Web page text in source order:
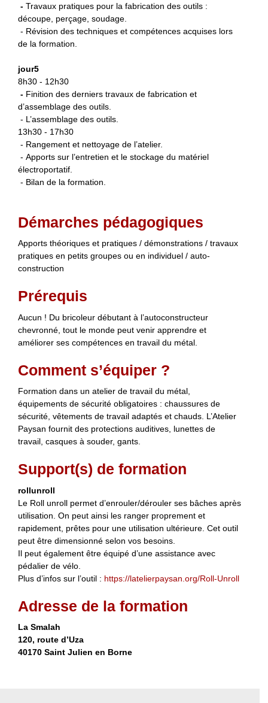
- Travaux pratiques pour la fabrication des outils :
découpe, perçage, soudage.
- Révision des techniques et compétences acquises lors
de la formation.
jour5
8h30 - 12h30
- Finition des derniers travaux de fabrication et
d’assemblage des outils.
- L’assemblage des outils.
13h30 - 17h30
- Rangement et nettoyage de l’atelier.
- Apports sur l’entretien et le stockage du matériel
électroportatif.
- Bilan de la formation.
Démarches pédagogiques
Apports théoriques et pratiques / démonstrations / travaux
pratiques en petits groupes ou en individuel / auto-
construction
Prérequis
Aucun ! Du bricoleur débutant à l’autoconstructeur
chevronné, tout le monde peut venir apprendre et
améliorer ses compétences en travail du métal.
Comment s’équiper ?
Formation dans un atelier de travail du métal,
équipements de sécurité obligatoires : chaussures de
sécurité, vêtements de travail adaptés et chauds. L’Atelier
Paysan fournit des protections auditives, lunettes de
travail, casques à souder, gants.
Support(s) de formation
rollunroll
Le Roll unroll permet d’enrouler/dérouler ses bâches après
utilisation. On peut ainsi les ranger proprement et
rapidement, prêtes pour une utilisation ultérieure. Cet outil
peut être dimensionné selon vos besoins.
Il peut également être équipé d’une assistance avec
pédalier de vélo.
Plus d’infos sur l’outil : https://latelierpaysan.org/Roll-Unroll
Adresse de la formation
La Smalah
120, route d’Uza
40170 Saint Julien en Borne